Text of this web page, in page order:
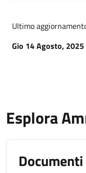
Ultimo
Gio 14 Agosto,
Esplora